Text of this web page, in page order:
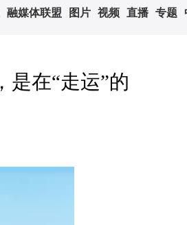
融媒体联盟 图片 视频 直播 专题
是在“走运”的